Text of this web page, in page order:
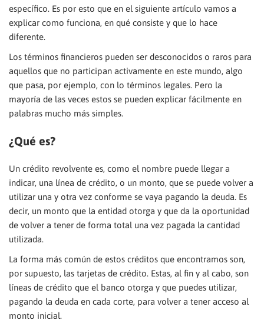
específico. Es por esto que en el siguiente artículo vamos a
explicar como funciona, en qué consiste y que lo hace
diferente.
Los términos financieros pueden ser desconocidos o raros para
aquellos que no participan activamente en este mundo, algo
que pasa, por ejemplo, con lo términos legales. Pero la
mayoría de las veces estos se pueden explicar fácilmente en
palabras mucho más simples.
¿Qué es?
Un crédito revolvente es, como el nombre puede llegar a
indicar, una línea de crédito, o un monto, que se puede volver a
utilizar una y otra vez conforme se vaya pagando la deuda. Es
decir, un monto que la entidad otorga y que da la oportunidad
de volver a tener de forma total una vez pagada la cantidad
utilizada.
La forma más común de estos créditos que encontramos son,
por supuesto, las tarjetas de crédito. Estas, al fin y al cabo, son
líneas de crédito que el banco otorga y que puedes utilizar,
pagando la deuda en cada corte, para volver a tener acceso al
monto inicial.